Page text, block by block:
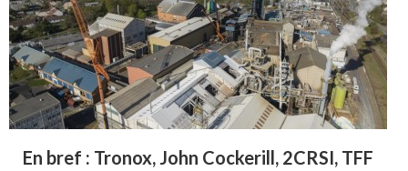
En bref : Tronox, John Cockerill, 2CRSI, TFF